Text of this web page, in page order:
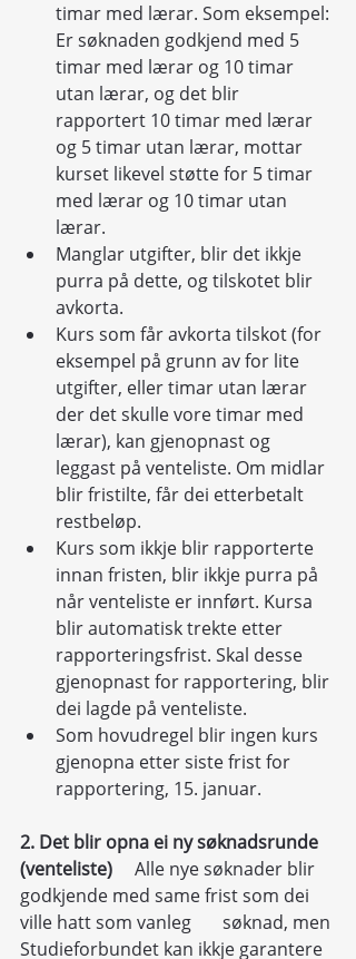
timar med lærar. Som eksempel:
Er søknaden godkjend med 5
timar med lærar og 10 timar
utan lærar, og det blir
rapportert 10 timar med lærar
og 5 timar utan lærar, mottar
kurset likevel støtte for 5 timar
med lærar og 10 timar utan
lærar.
Manglar utgifter, blir det ikkje
purra på dette, og tilskotet blir
avkorta.
Kurs som får avkorta tilskot (for
eksempel på grunn av for lite
utgifter, eller timar utan lærar
der det skulle vore timar med
lærar), kan gjenopnast og
leggast på venteliste. Om midlar
blir fristilte, får dei etterbetalt
restbeløp.
Kurs som ikkje blir rapporterte
innan fristen, blir ikkje purra på
når venteliste er innført. Kursa
blir automatisk trekte etter
rapporteringsfrist. Skal desse
gjenopnast for rapportering, blir
dei lagde på venteliste.
Som hovudregel blir ingen kurs
gjenopna etter siste frist for
rapportering, 15. januar.
2. Det blir opna ei ny søknadsrunde
(venteliste) Alle nye søknader blir
godkjende med same frist som dei
ville hatt som vanleg       søknad, men
Studieforbundet kan ikkje garantere